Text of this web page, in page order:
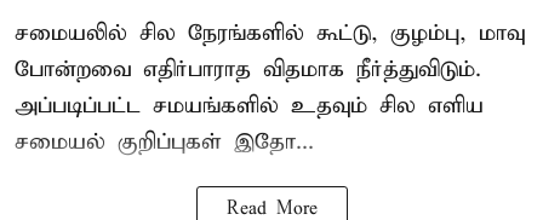
சமையலில் சில நேரங்களில் கூட்டு, குழம்பு, மாவு
போன்றவை எதிர்பாராத விதமாக நீர்த்துவிடும்.
அப்படிப்பட்ட சமயங்களில் உதவும் சில எளிய
சமையல் குறிப்புகள் இதோ...
Read More